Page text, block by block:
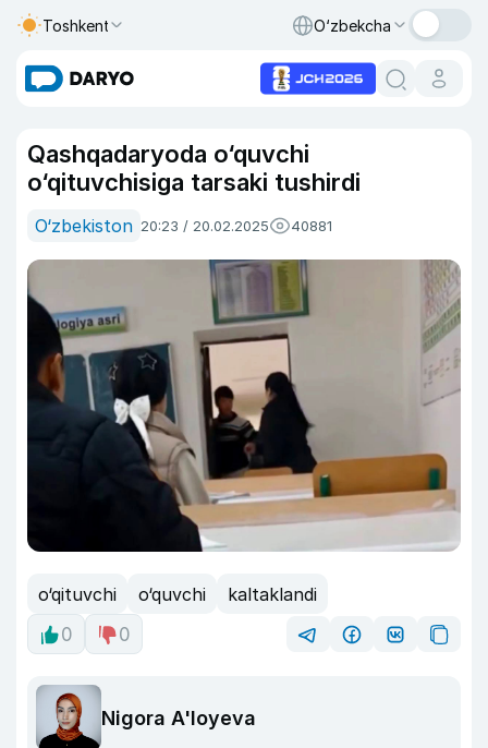
Toshkent O‘zbekcha
Qashqadaryoda o‘quvchi
o‘qituvchisiga tarsaki tushirdi
O‘zbekiston 20:23 / 20.02.2025 40881
o‘qituvchi o‘quvchi
kaltaklandi
0
0
Nigora A'loyeva